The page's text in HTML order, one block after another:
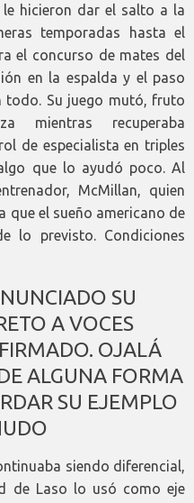
le hicieron dar el salto a la
temporadas hasta el
el concurso de mates del
en la espalda y el paso
Su juego mutó, fruto
mientras recuperaba
de especialista en triples
que lo ayudó poco. Al
McMillan, quien
que el sueño americano de
lo previsto. Condiciones
SU
A VOCES
OJALÁ
ALGUNA FORMA
SU EJEMPLO
siendo diferencial,
de Laso lo usó como eje